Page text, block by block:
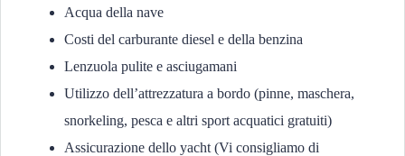
Acqua della nave
Costi del carburante diesel e della benzina
Lenzuola pulite e asciugamani
Utilizzo dell’attrezzatura a bordo (pinne, maschera,
snorkeling, pesca e altri sport acquatici gratuiti)
Assicurazione dello yacht (Vi consigliamo di